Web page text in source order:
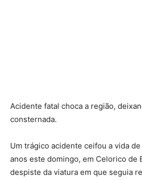
Acidente fatal choca a região,
consternada.
Um trágico acidente ceifou a vida
anos este domingo, em Celorico de
despiste da viatura em que seguia